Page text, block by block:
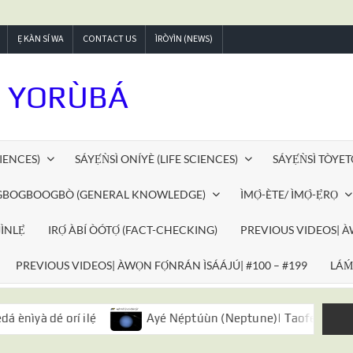
Ẹ KÀN SÍ WA CONTACT US ÌRÒYÌN (NEWS)
YORÙBÁ
SÁYẸ́ǸSÌ ONÍYÈ (LIFE SCIENCES) SÁYẸ́ǸSÌ
(GENERAL KNOWLEDGE) ÌMỌ̀-ÈTE/ ÌMỌ̀-Ẹ̀RỌ
IRỌ́ ÀBÍ ÒÓTỌ́ (FACT-CHECKING) PREVIOUS VIDEOS|
PREVIOUS VIDEOS| ÀWỌN FỌ́NRÁN ÌSÁÁJÚ| #100 – #199
dé orí ilẹ́ Ayé Nẹ́ptúùn (Neptune)| Taofeeq Adebayo